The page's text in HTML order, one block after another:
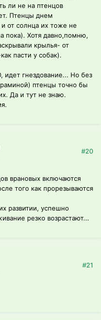
ли не на птенцов
Птенцы днем
и от солнца их тоже не
пока). Хотя давно,помню,
крылья- от
пасти у собак).
гнездование... Но без
птенцы точно бы
Да и тут не знаю.
#20
врановых включаются
того как прорезываются
развитии, успешно
резко возрастают...
#21